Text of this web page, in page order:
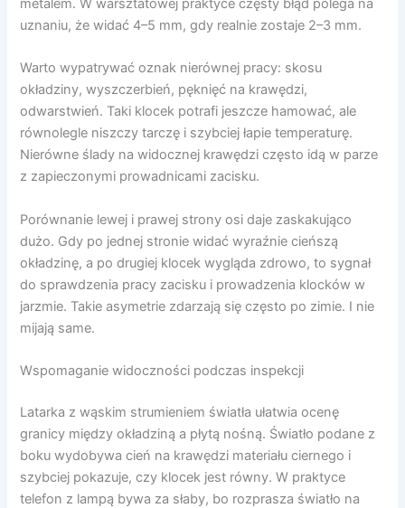
metalem. W warsztatowej praktyce częsty błąd polega na
uznaniu, że widać 4–5 mm, gdy realnie zostaje 2–3 mm.
Warto wypatrywać oznak nierównej pracy: skosu
okładziny, wyszczerbień, pęknięć na krawędzi,
odwarstwień. Taki klocek potrafi jeszcze hamować, ale
równolegle niszczy tarczę i szybciej łapie temperaturę.
Nierówne ślady na widocznej krawędzi często idą w parze
z zapieczonymi prowadnicami zacisku.
Porównanie lewej i prawej strony osi daje zaskakująco
dużo. Gdy po jednej stronie widać wyraźnie cieńszą
okładzinę, a po drugiej klocek wygląda zdrowo, to sygnał
do sprawdzenia pracy zacisku i prowadzenia klocków w
jarzmie. Takie asymetrie zdarzają się często po zimie. I nie
mijają same.
Wspomaganie widoczności podczas inspekcji
Latarka z wąskim strumieniem światła ułatwia ocenę
granicy między okładziną a płytą nośną. Światło podane z
boku wydobywa cień na krawędzi materiału ciernego i
szybciej pokazuje, czy klocek jest równy. W praktyce
telefon z lampą bywa za słaby, bo rozprasza światło na